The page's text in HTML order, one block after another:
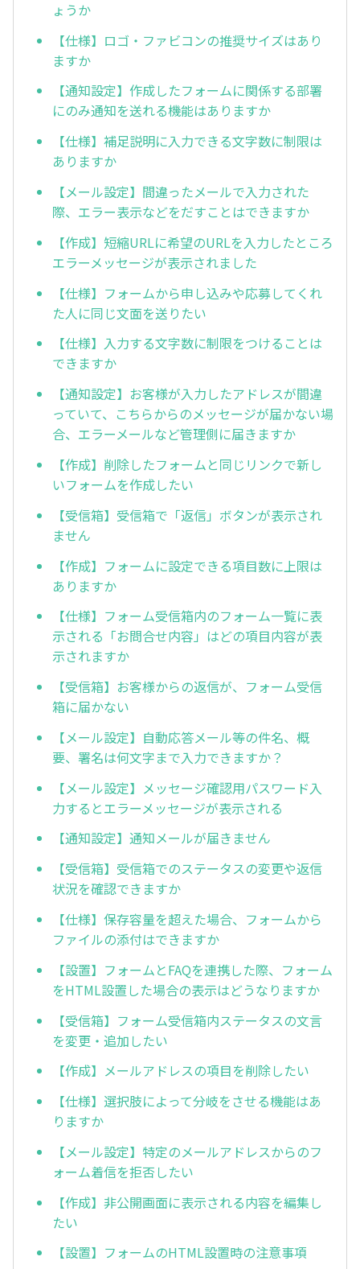
ょうか
【仕様】ロゴ・ファビコンの推奨サイズはあり
ますか
【通知設定】作成したフォームに関係する部署
にのみ通知を送れる機能はありますか
【仕様】補足説明に入力できる文字数に制限は
ありますか
【メール設定】間違ったメールで入力された
際、エラー表示などをだすことはできますか
【作成】短縮URLに希望のURLを入力したところ
エラーメッセージが表示されました
【仕様】フォームから申し込みや応募してくれ
た人に同じ文面を送りたい
【仕様】入力する文字数に制限をつけることは
できますか
【通知設定】お客様が入力したアドレスが間違
っていて、こちらからのメッセージが届かない場
合、エラーメールなど管理側に届きますか
【作成】削除したフォームと同じリンクで新し
いフォームを作成したい
【受信箱】受信箱で「返信」ボタンが表示され
ません
【作成】フォームに設定できる項目数に上限は
ありますか
【仕様】フォーム受信箱内のフォーム一覧に表
示される「お問合せ内容」はどの項目内容が表
示されますか
【受信箱】お客様からの返信が、フォーム受信
箱に届かない
【メール設定】自動応答メール等の件名、概
要、署名は何文字まで入力できますか？
【メール設定】メッセージ確認用パスワード入
力するとエラーメッセージが表示される
【通知設定】通知メールが届きません
【受信箱】受信箱でのステータスの変更や返信
状況を確認できますか
【仕様】保存容量を超えた場合、フォームから
ファイルの添付はできますか
【設置】フォームとFAQを連携した際、フォーム
をHTML設置した場合の表示はどうなりますか
【受信箱】フォーム受信箱内ステータスの文言
を変更・追加したい
【作成】メールアドレスの項目を削除したい
【仕様】選択肢によって分岐をさせる機能はあ
りますか
【メール設定】特定のメールアドレスからのフ
ォーム着信を拒否したい
【作成】非公開画面に表示される内容を編集し
たい
【設置】フォームのHTML設置時の注意事項